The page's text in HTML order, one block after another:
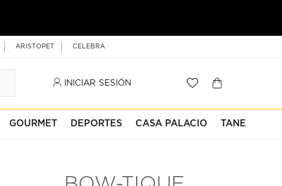
ARISTOPET CELEBRA
INICIAR SESIÓN
GOURMET DEPORTES CASA PALACIO TANE